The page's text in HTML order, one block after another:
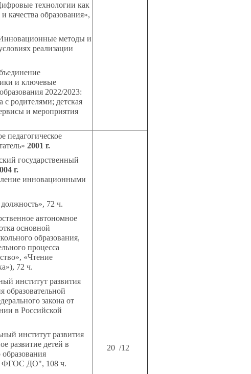
технологии как
качества образования»,
методы и
реализации
и ключевые
2022/2023:
родителями; детская
и мероприятия
педагогическое
2001 г.
государственный
г.
инновационными
72 ч.
автономное
основной
образования,
процесса
«Чтение
72 ч.
институт развития
образовательной
закона от
в Российской
институт развития
развитие детей в
ФГОС ДО", 108 ч.
20 /12